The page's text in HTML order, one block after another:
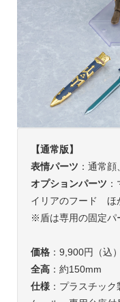
【通常版】
表情パーツ ：通常
オプションパーツ
イリアのフード ほ
※盾は専用の固定パ
価格：9,900円（込）
全高：約150mm
仕様：プラスチック